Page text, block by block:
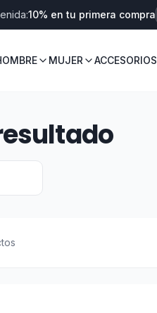
10% en tu primera compra
MUJER ACCESORIOS